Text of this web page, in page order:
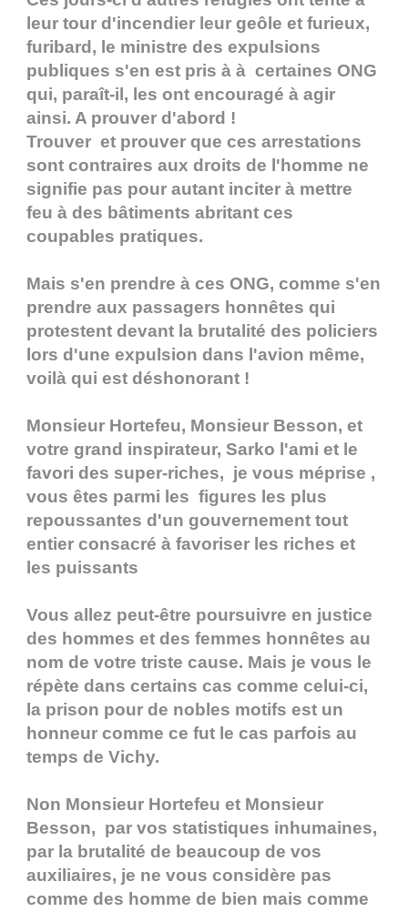
leur tour d'incendier leur geôle et furieux,
furibard, le ministre des expulsions
publiques s'en est pris à à certaines ONG
qui, paraît-il, les ont encouragé à agir
ainsi. A prouver d'abord !
Trouver et prouver que ces arrestations
sont contraires aux droits de l'homme ne
signifie pas pour autant inciter à mettre
feu à des bâtiments abritant ces
coupables pratiques.
Mais s'en prendre à ces ONG, comme s'en
prendre aux passagers honnêtes qui
protestent devant la brutalité des policiers
lors d'une expulsion dans l'avion même,
voilà qui est déshonorant !
Monsieur Hortefeu, Monsieur Besson, et
votre grand inspirateur, Sarko l'ami et le
favori des super-riches, je vous méprise ,
vous êtes parmi les figures les plus
repoussantes d'un gouvernement tout
entier consacré à favoriser les riches et
les puissants
Vous allez peut-être poursuivre en justice
des hommes et des femmes honnêtes au
nom de votre triste cause. Mais je vous le
répète dans certains cas comme celui-ci,
la prison pour de nobles motifs est un
honneur comme ce fut le cas parfois au
temps de Vichy.
Non Monsieur Hortefeu et Monsieur
Besson, par vos statistiques inhumaines,
par la brutalité de beaucoup de vos
auxiliaires, je ne vous considère pas
comme des homme de bien mais comme